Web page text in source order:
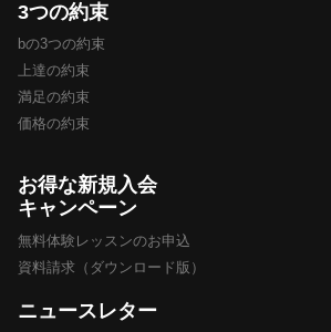
3つの約束
bの3つの約束
上達の約束
満足の約束
価格の約束
お得な新規入会
キャンペーン
無料体験レッスンのお申込
資料請求（ダウンロード版）
ニュースレター